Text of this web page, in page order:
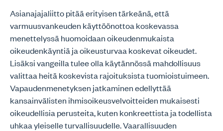
Asianajajaliitto pitää erityisen tärkeänä, että
varmuusvankeuden käyttöönottoa koskevassa
menettelyssä huomoidaan oikeudenmukaista
oikeudenkäyntiä ja oikeusturvaa koskevat oikeudet.
Lisäksi vangeilla tulee olla käytännössä mahdollisuus
valittaa heitä koskevista rajoituksista tuomioistuimeen.
Vapaudenmenetyksen jatkaminen edellyttää
kansainvälisten ihmisoikeusvelvoitteiden mukaisesti
oikeudellisia perusteita, kuten konkreettista ja todellista
uhkaa yleiselle turvallisuudelle. Vaarallisuuden